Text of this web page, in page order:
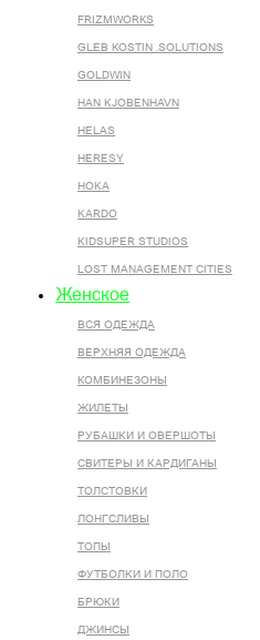
FRIZMWORKS
GLEB KOSTIN .SOLUTIONS
GOLDWIN
HAN KJOBENHAVN
HELAS
HERESY
HOKA
KARDO
KIDSUPER STUDIOS
LOST MANAGEMENT CITIES
Женское
ВСЯ ОДЕЖДА
ВЕРХНЯЯ ОДЕЖДА
КОМБИНЕЗОНЫ
ЖИЛЕТЫ
РУБАШКИ И ОВЕРШОТЫ
СВИТЕРЫ И КАРДИГАНЫ
ТОЛСТОВКИ
ЛОНГСЛИВЫ
ТОПЫ
ФУТБОЛКИ И ПОЛО
БРЮКИ
ДЖИНСЫ